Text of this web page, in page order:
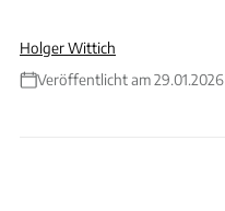
Holger Wittich
Veröffentlicht am 29.01.2026